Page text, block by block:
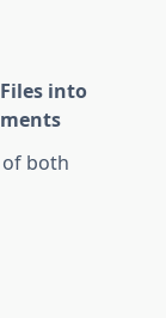
into
both